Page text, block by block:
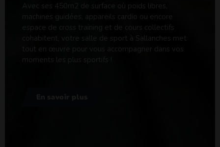
Avec ses 450m2 de surface où poids libres,
machines guidées, appareils cardio ou encore
espace de cross training et de cours collectifs
cohabitent, votre salle de sport à Sallanches met
tout en œuvre pour vous accompagner dans vos
moments les plus sportifs !